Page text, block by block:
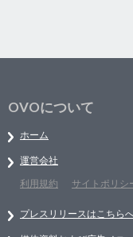
OVOについて
ホーム
運営会社
利用規約
サイトポリシ
プレスリリースはこちら